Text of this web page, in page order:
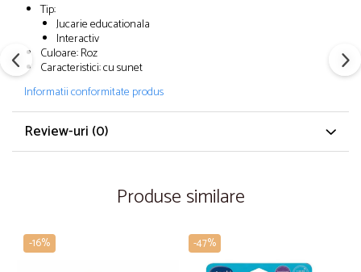
Tip:
Jucarie educationala
Interactiv
Culoare: Roz
Caracteristici: cu sunet
Informatii conformitate produs
Review-uri (0)
Produse similare
-16% -47%